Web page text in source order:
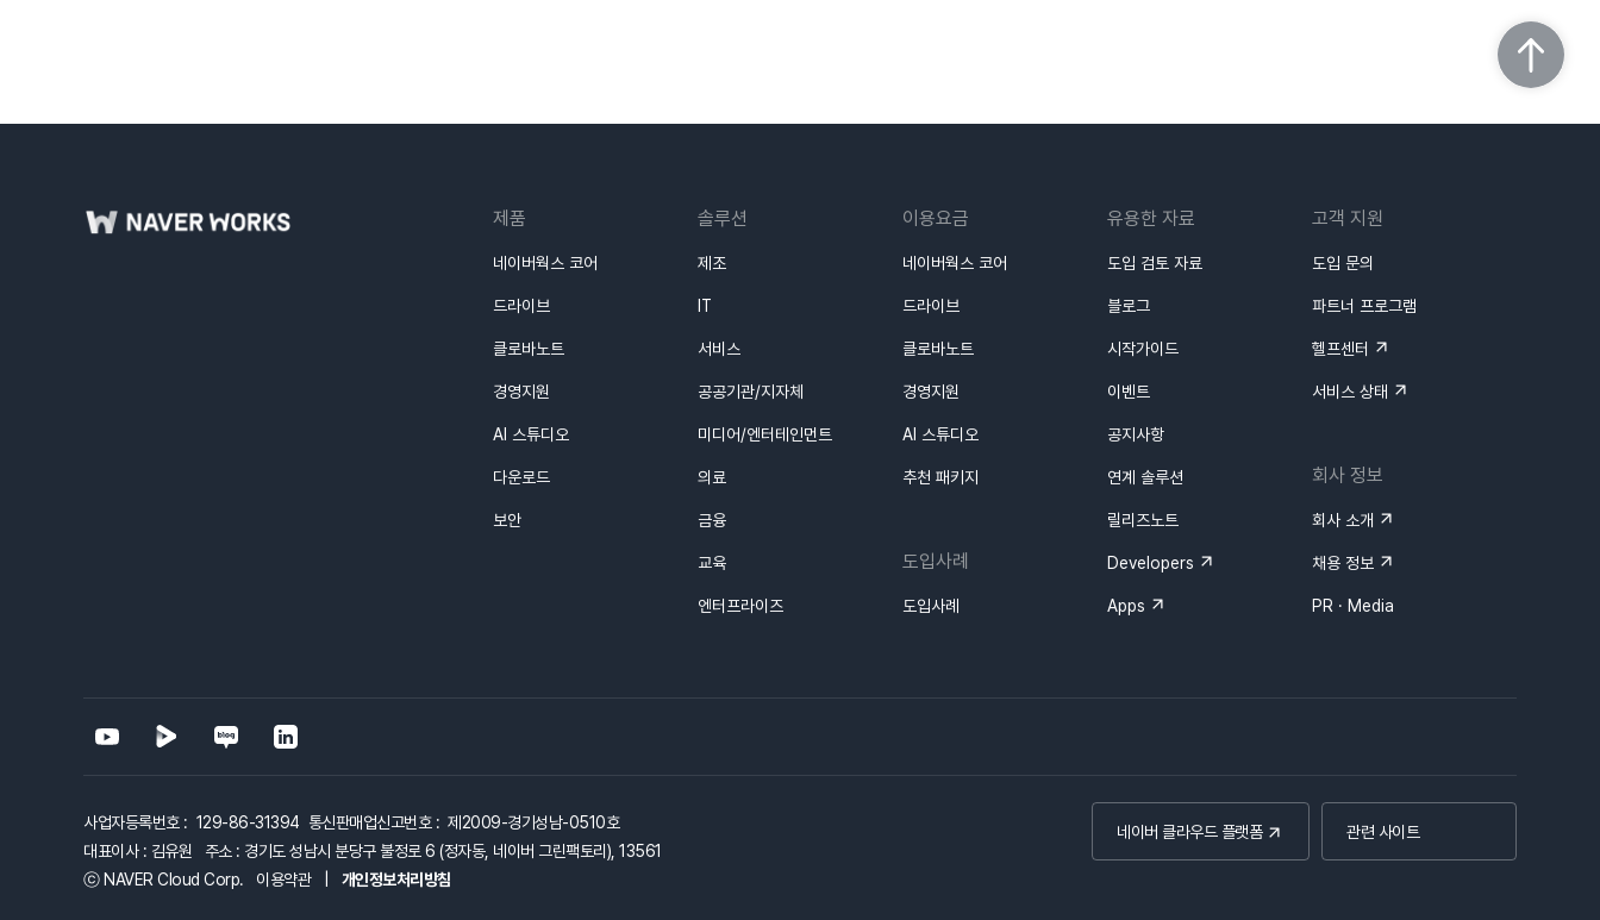
제품
네이버웍스 코어
드라이브
클로바노트
경영지원
AI 스튜디오
다운로드
보안
솔루션
제조
IT
서비스
공공기관/지자체
미디어/엔터테인먼트
의료
금융
교육
엔터프라이즈
이용요금
네이버웍스 코어
드라이브
클로바노트
경영지원
AI 스튜디오
추천 패키지
도입사례
도입사례
유용한 자료
도입 검토 자료
블로그
시작가이드
이벤트
공지사항
연계 솔루션
릴리즈노트
Developers
Apps
고객 지원
도입 문의
파트너 프로그램
헬프센터
서비스 상태
회사 정보
회사 소개
채용 정보
PR · Media
사업자등록번호 : 129-86-31394 통신판매업신고번호 : 제2009-경기성남-0510호
대표이사 : 김유원 주소 : 경기도 성남시 분당구 불정로 6 (정자동, 네이버 그린팩토리), 13561
ⓒ NAVER Cloud Corp. 이용약관| 개인정보처리방침
네이버 클라우드 플랫폼 관련 사이트